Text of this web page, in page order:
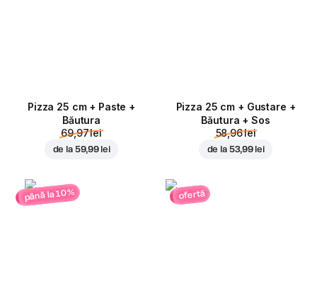
Pizza 25 cm + Paste +
Băutura
69,97 lei
de la 59,99 lei
Pizza 25 cm + Gustare +
Băutura + Sos
58,96 lei
de la 53,99 lei
până la 10% ofertă